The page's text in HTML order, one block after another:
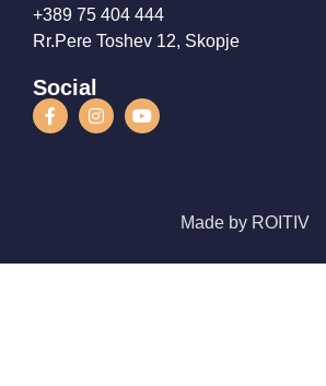
+389 75 404 444
Rr.Pere Toshev 12, Skopje
Social
Made by ROITIV